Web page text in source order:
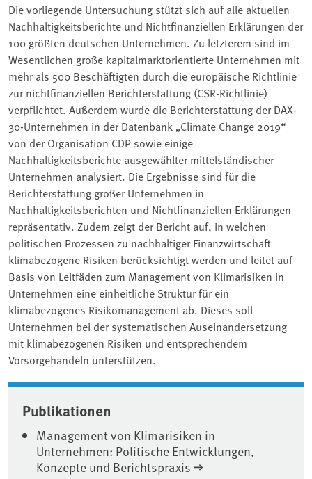
Die vorliegende Untersuchung stützt sich auf alle aktuellen
Nachhaltigkeitsberichte und Nichtfinanziellen Erklärungen der
100 größten deutschen Unternehmen. Zu letzterem sind im
Wesentlichen große kapitalmarktorientierte Unternehmen mit
mehr als 500 Beschäftigten durch die europäische Richtlinie
zur nichtfinanziellen Berichterstattung (CSR-Richtlinie)
verpflichtet. Außerdem wurde die Berichterstattung der DAX-
30-Unternehmen in der Datenbank „Climate Change 2019“
von der Organisation CDP sowie einige
Nachhaltigkeitsberichte ausgewählter mittelständischer
Unternehmen analysiert. Die Ergebnisse sind für die
Berichterstattung großer Unternehmen in
Nachhaltigkeitsberichten und Nichtfinanziellen Erklärungen
repräsentativ. Zudem zeigt der Bericht auf, in welchen
politischen Prozessen zu nachhaltiger Finanzwirtschaft
klimabezogene Risiken berücksichtigt werden und leitet auf
Basis von Leitfäden zum Management von Klimarisiken in
Unternehmen eine einheitliche Struktur für ein
klimabezogenes Risikomanagement ab. Dieses soll
Unternehmen bei der systematischen Auseinandersetzung
mit klimabezogenen Risiken und entsprechendem
Vorsorgehandeln unterstützen.
Associated content
Publikationen
Management von Klimarisiken in
Unternehmen: Politische Entwicklungen,
Konzepte und Berichtspraxis